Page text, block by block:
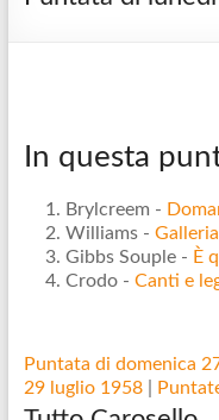
In questa
Brylcreem -
Williams -
Gibbs Souple - È
Crodo - Canti e
Puntata di domenica
29 luglio 1958|